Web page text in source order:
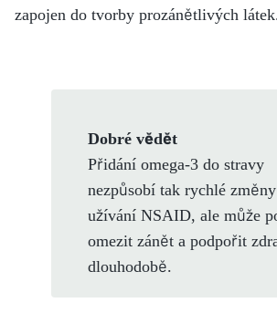
zapojen do tvorby prozánětlivých
Dobré vědět
Přidání omega-3 do stravy
nezpůsobí tak rychlé
užívání NSAID, ale může
omezit zánět a podpořit
dlouhodobě.